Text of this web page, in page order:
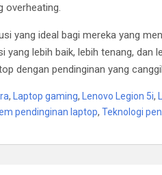
overheating.
yang ideal bagi mereka yang
yang lebih baik, lebih tenang, dan
dengan pendinginan yang
, Laptop gaming, Lenovo Legion 5i,
pendinginan laptop, Teknologi